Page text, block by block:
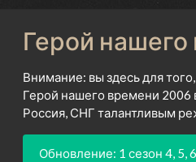
Герой нашего
Внимание: вы здесь для
Герой нашего времени 2006
Россия, СНГ талантливым
Обновление: 1 сезон 4, 5,